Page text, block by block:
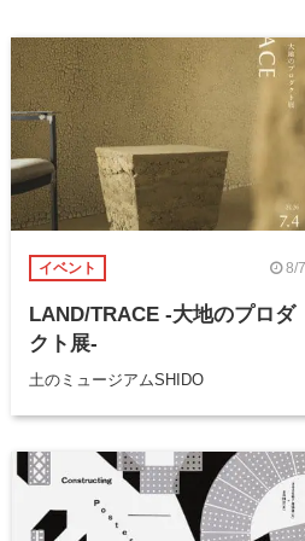
イベント 8/7
LAND/TRACE -大地のプロダ
クト展-
土のミュージアムSHIDO